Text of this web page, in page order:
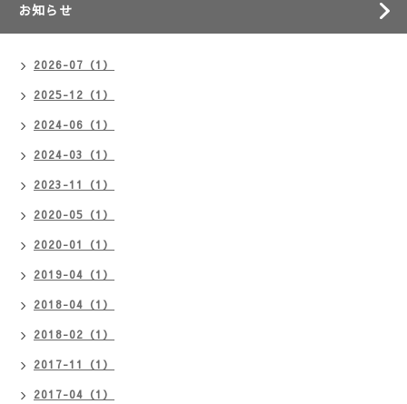
お知らせ
2026-07（1）
2025-12（1）
2024-06（1）
2024-03（1）
2023-11（1）
2020-05（1）
2020-01（1）
2019-04（1）
2018-04（1）
2018-02（1）
2017-11（1）
2017-04（1）